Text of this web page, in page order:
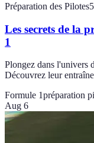
Préparation des Pilotes5
Les secrets de la
1
Plongez dans l'univers
Découvrez leur
Formule 1préparation
Aug 6